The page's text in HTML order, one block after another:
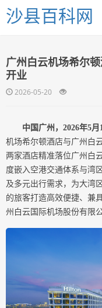
沙县百科网
广州白云机场希尔
开业
2026-05-20
中国广州， 2026年5月
机场希尔顿酒店与广州白
两家酒店精准落位广州白
度嵌入空港交通体系与湾
及多元出行需求，为大湾
的旅客打造高效便捷、兼
州白云国际机场股份有限